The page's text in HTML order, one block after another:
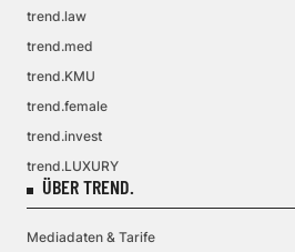
trend.law
trend.med
trend.KMU
trend.female
trend.invest
trend.LUXURY
ÜBER TREND.
Mediadaten & Tarife